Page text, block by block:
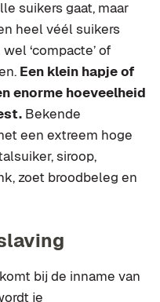
suikers gaat, maar
heel véél suikers
‘compacte’ of
Een klein hapje of
enorme hoeveelheid
Bekende
een extreem hoge
siroop,
zoet broodbeleg en
bij de inname van
je